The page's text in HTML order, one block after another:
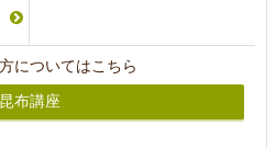
についてはこちら
昆布講座